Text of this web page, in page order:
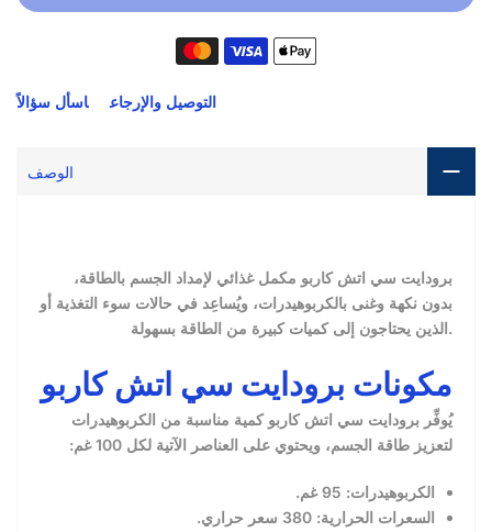
التوصيل والإرجاع اسأل سؤالاً
الوصف
برودايت سي اتش كاربو مكمل غذائي لإمداد الجسم بالطاقة،
بدون نكهة وغنى بالكربوهيدرات، ويُساعِد في حالات سوء التغذية أو
الذين يحتاجون إلى كميات كبيرة من الطاقة بسهولة.
مكونات برودايت سي اتش كاربو
يُوفِّر برودايت سي اتش كاربو كمية مناسبة من الكربوهيدرات
لتعزيز طاقة الجسم، ويحتوي على العناصر الآتية لكل 100 غم:
الكربوهيدرات: 95 غم.
السعرات الحرارية: 380 سعر حراري.